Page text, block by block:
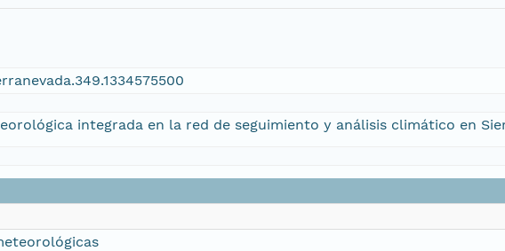
integrada en la red de seguimiento y análisis climático en